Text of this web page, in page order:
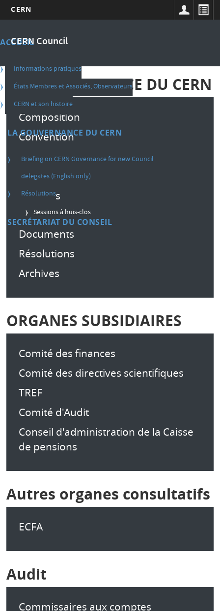
contenu
CERN
CERN Council
Main
french
ACCUEIL
Informations pratiques
États Membres et Associés, Observateurs
CERN et son histoire
LA GOUVERNANCE DU CERN
Briefing on CERN Governance for new Council
delegates (English only)
Résolutions
SECRÉTARIAT DU CONSEIL
LA GOUVERNANCE DU CERN
Composition
Convention
Règlement intérieur
Décisions
Sessions
Sessions à huis-clos
Documents
Résolutions
Archives
ORGANES SUBSIDIAIRES
Comité des finances
Comité des directives scientifiques
TREF
Comité d'Audit
Conseil d'administration de la Caisse
de pensions
Autres organes consultatifs
ECFA
Audit
Commissaires aux comptes